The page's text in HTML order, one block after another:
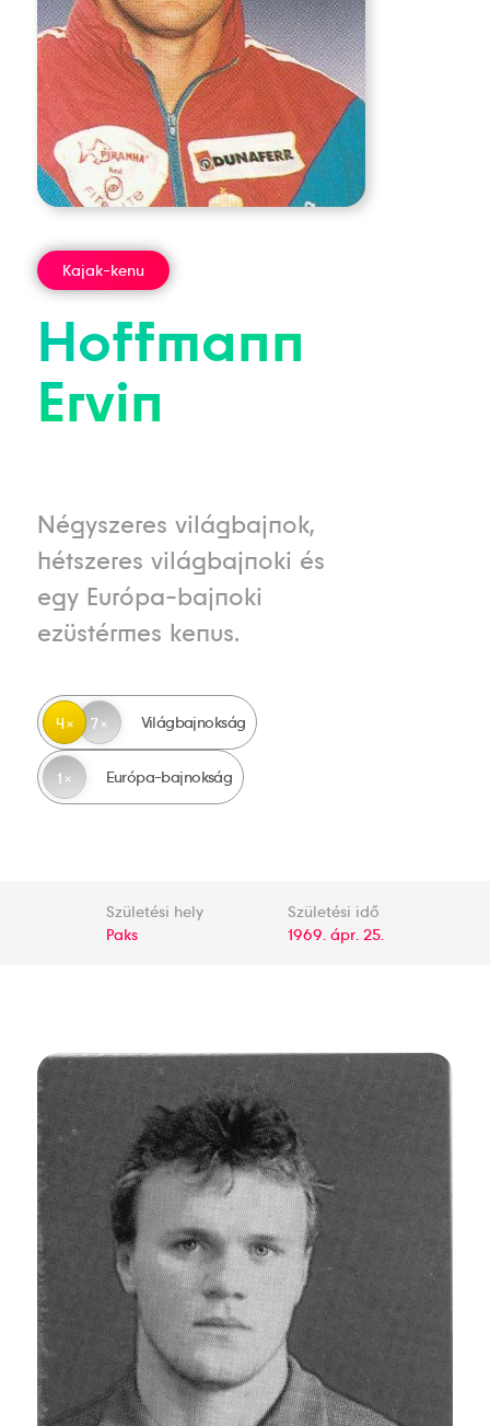
Kajak-kenu
Hoffmann
Ervin
Négyszeres világbajnok,
hétszeres világbajnoki és
egy Európa-bajnoki
ezüstérmes kenus.
4 7 Világbajnokság
1 Európa-bajnokság
Születési hely
Paks
Születési idő
1969. ápr. 25.